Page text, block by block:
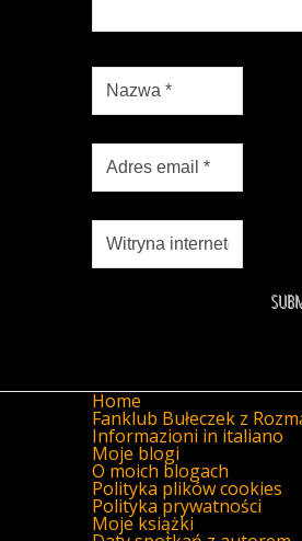
Home
Fanklub Bułeczek z
Informazioni in italiano
Moje blogi
O moich blogach
Polityka plików cookies
Polityka prywatności
Moje książki